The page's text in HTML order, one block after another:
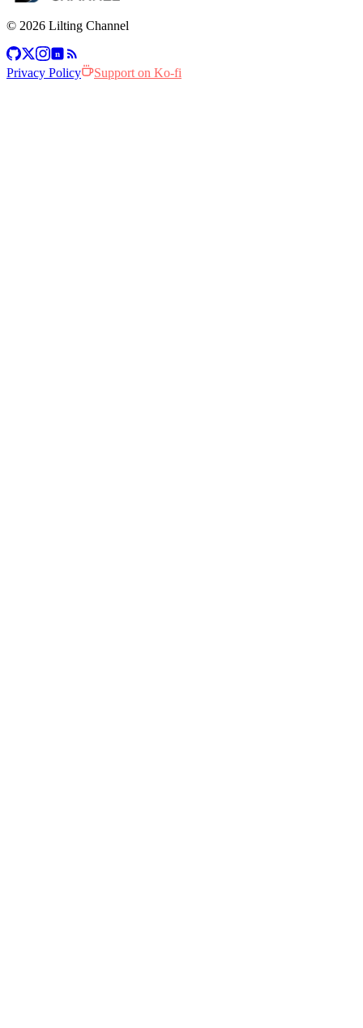
© 2026 Lilting Channel
n
Privacy Policy Support on Ko-fi